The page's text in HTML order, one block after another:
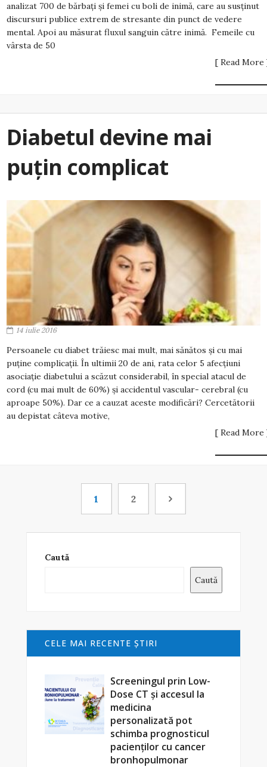
analizat 700 de bărbați și femei cu boli de inimă, care au susținut
discursuri publice extrem de stresante din punct de vedere
mental. Apoi au măsurat fluxul sanguin către inimă. Femeile cu
vârsta de 50
[ Read More
Diabetul devine mai
puțin complicat
14 iulie 2016
Persoanele cu diabet trăiesc mai mult, mai sănătos și cu mai
puține complicații. În ultimii 20 de ani, rata celor 5 afecțiuni
asociație diabetului a scăzut considerabil, în special atacul de
cord (cu mai mult de 60%) și accidentul vascular- cerebral (cu
aproape 50%). Dar ce a cauzat aceste modificări? Cercetătorii
au depistat câteva motive,
[ Read More
1 2
Caută
Caută
CELE MAI RECENTE ŞTIRI
Screeningul prin Low-
Dose CT și accesul la
medicina
personalizată pot
schimba prognosticul
pacienților cu cancer
bronhopulmonar